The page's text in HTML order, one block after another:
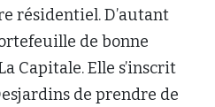
résidentiel. D’autant
de bonne
Capitale. Elle s’inscrit
de prendre de